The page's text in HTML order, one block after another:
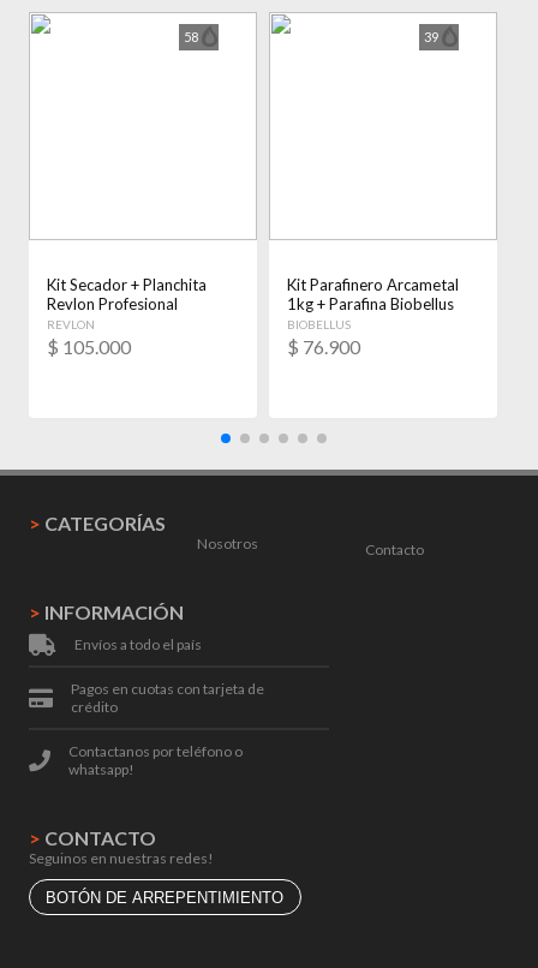
58
Kit Secador + Planchita
Revlon Profesional
Essentials Rojo Mate
REVLON
$ 105.000
39
Kit Parafinero Arcametal
1kg + Parafina Biobellus
700grs
BIOBELLUS
$ 76.900
> INFORMACIÓN
Envíos a todo el país
Pagos en cuotas con tarjeta de
crédito
Contactanos por teléfono o
whatsapp!
> CATEGORÍAS
Nosotros Contacto
> CONTACTO
Seguinos en nuestras redes!
BOTÓN DE ARREPENTIMIENTO